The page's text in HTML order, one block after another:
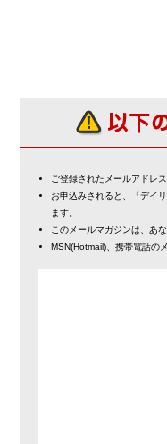
ご登録されたメールアドレ
お申込みされると、「デイ
ます。
このメールマガジンは、あ
MSN(Hotmail)、携帯電話の